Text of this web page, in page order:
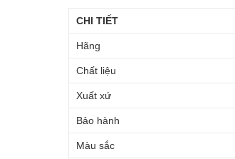
CHI TIẾT
Hãng
Chất liệu
Xuất xứ
Bảo hành
Màu sắc